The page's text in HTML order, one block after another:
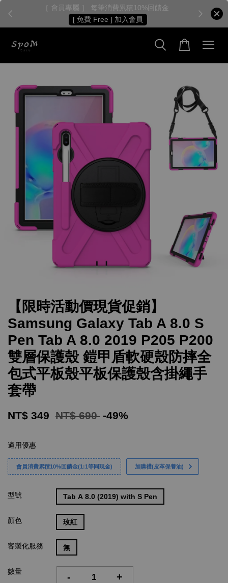
［ 會員專屬 ］ 每筆消費累積10%回饋金
[ 免費 Free ] 加入會員
【限時活動價現貨促銷】
Samsung Galaxy Tab A 8.0 S
Pen Tab A 8.0 2019 P205 P200
雙層保護殼 鎧甲盾軟硬殼防摔全
包式平板殼平板保護殼含掛繩手
套帶
NT$ 349 NT$ 690 -49%
適用優惠
會員消費累積10%回饋金(1:1等同現金) 加購禮(皮革保養油)
型號 Tab A 8.0 (2019) with S Pen
顏色 玫紅
客製化服務 無
數量 - +